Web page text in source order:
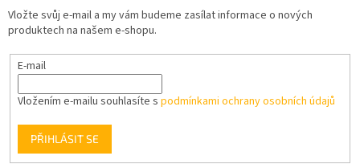
Vložte svůj e-mail a my vám budeme zasílat informace o nových
produktech na našem e-shopu.
E-mail
Vložením e-mailu souhlasíte s podmínkami ochrany osobních údajů
PŘIHLÁSIT SE